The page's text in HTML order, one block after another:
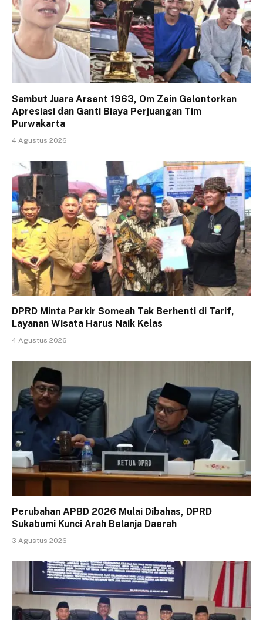
Sambut Juara Arsent 1963, Om Zein Gelontorkan
Apresiasi dan Ganti Biaya Perjuangan Tim
Purwakarta
4 Agustus 2026
DPRD Minta Parkir Someah Tak Berhenti di Tarif,
Layanan Wisata Harus Naik Kelas
4 Agustus 2026
Perubahan APBD 2026 Mulai Dibahas, DPRD
Sukabumi Kunci Arah Belanja Daerah
3 Agustus 2026